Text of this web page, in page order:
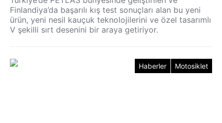
Finlandiya’da başarılı kış test sonuçları alan bu yeni
ürün, yeni nesil kauçuk teknolojilerini ve özel tasarımlı
V şekilli sırt desenini bir araya getiriyor.
Haberler Motosiklet